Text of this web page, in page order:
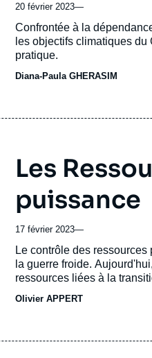
20 février 2023—
Accroche
Confrontée à la
les objectifs climatiques du
pratique.
Diana-Paula GHERASIM
Les
puissance
17 février 2023—
Accroche
Le contrôle des ressources
la guerre froide. Aujourd'hui,
ressources liées à la
Olivier APPERT